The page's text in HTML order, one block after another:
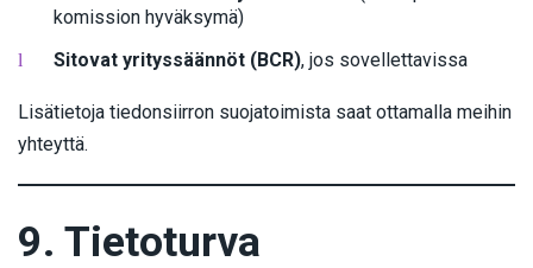
komission hyväksymä)
Sitovat yrityssäännöt (BCR), jos sovellettavissa
Lisätietoja tiedonsiirron suojatoimista saat ottamalla meihin
yhteyttä.
9. Tietoturva